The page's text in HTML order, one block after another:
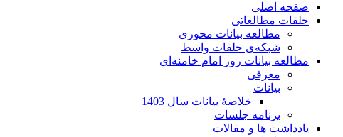
صفحه اصلی
حلقات مطالعاتی
مطالعه بیانات محوری
شبکه‌ی حلقات واسط
مطالعه بیانات روز امام خامنه‌ای
معرفی
بیانات
خلاصۀ بیانات سال 1403
برنامه جلسات
یادداشت ها و مقالات